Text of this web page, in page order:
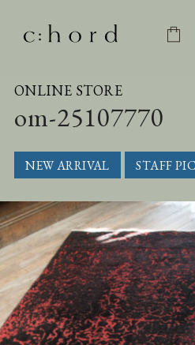
ONLINE STORE
om-25107770